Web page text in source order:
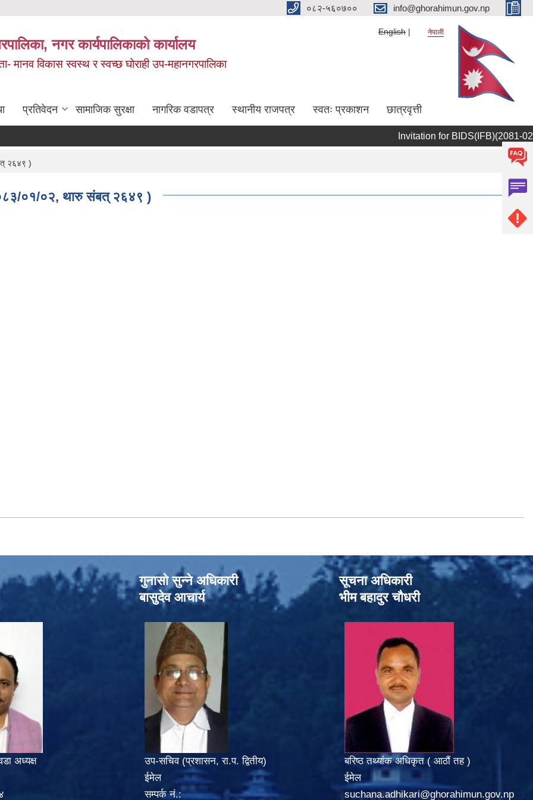
०८२-५६०७०० info@ghorahimun.gov.np
नगर कार्यपालिकाको कार्यालय
मानव विकास स्वस्थ र स्वच्छ घोराही उप-महानगरपालिका
English नेपाली
प्रतिवेदन सामाजिक सुरक्षा नागरिक वडापत्र स्थानीय राजपत्र स्वतः प्रकाशन छात्रवृत्ती
Invitation for BIDS(IFB)(2081-02-09)
२६४९ )
२०८३/०१/०२, थारु संबत् २६४९ )
अध्यक्ष
गुनासो सुन्‍ने अधिकारी
बासुदेव आचार्य
उप-सचिव (प्रशासन, रा.प. द्वितीय)
ईमेल
सम्पर्क नं.:
सूचना अधिकारी
भीम बहादुर चौधरी
बरिष्ठ तथ्यांक अधिकृत ( आठौं तह )
ईमेल
suchana.adhikari@ghorahimun.gov.np